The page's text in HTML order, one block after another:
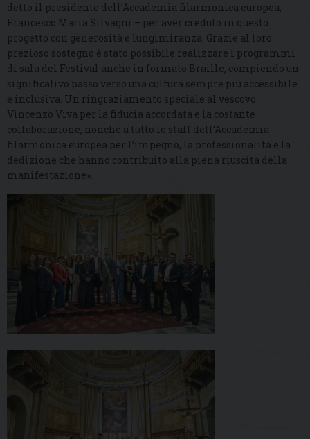
detto il presidente dell’Accademia filarmonica europea,
Francesco Maria Silvagni – per aver creduto in questo
progetto con generosità e lungimiranza. Grazie al loro
prezioso sostegno è stato possibile realizzare i programmi
di sala del Festival anche in formato Braille, compiendo un
significativo passo verso una cultura sempre più accessibile
e inclusiva. Un ringraziamento speciale al vescovo
Vincenzo Viva per la fiducia accordata e la costante
collaborazione, nonché a tutto lo staff dell’Accademia
filarmonica europea per l’impegno, la professionalità e la
dedizione che hanno contribuito alla piena riuscita della
manifestazione».